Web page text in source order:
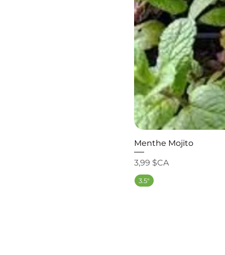
Menthe Mojito
Prix
3,99 $CA
3.5"